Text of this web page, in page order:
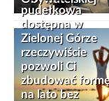
pudełkowa
dostępna w
Zielonej Górze
rzeczywiście
pozwoli Ci
zbudować
na lato bez